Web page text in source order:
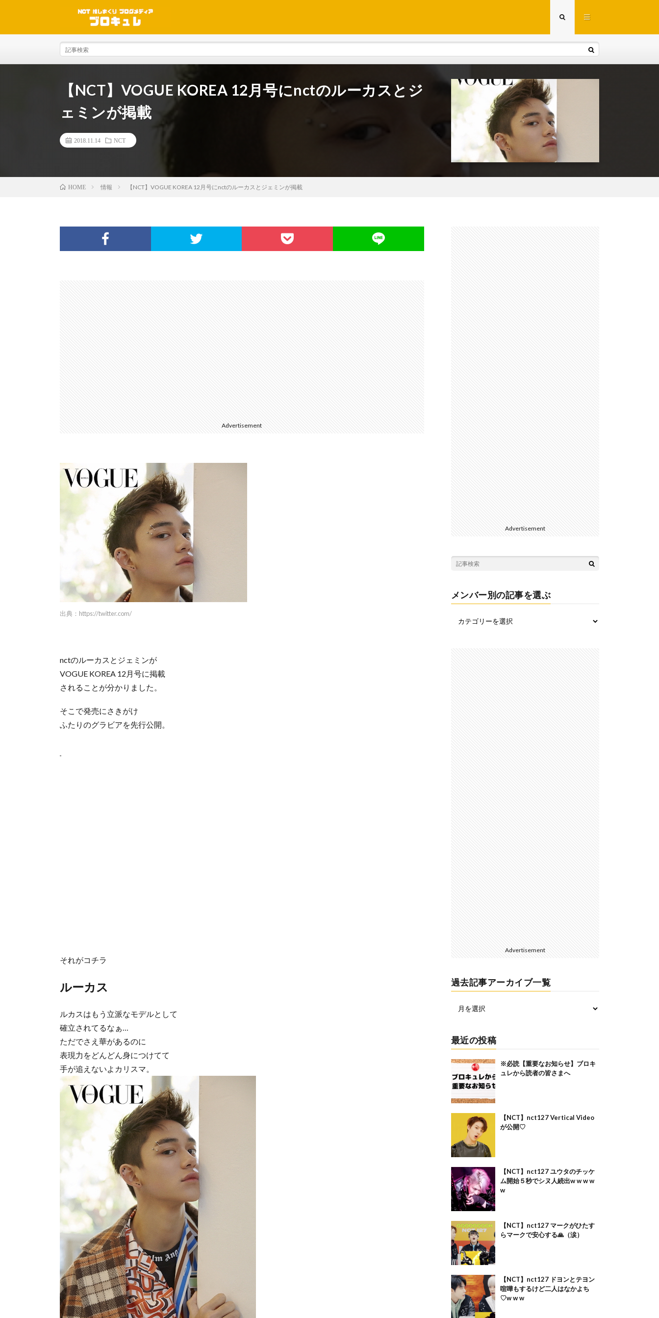
【NCT】VOGUE KOREA 12月号にnctのルーカスとジ
ェミンが掲載
2018.11.14 NCT
HOME 情報 【NCT】VOGUE KOREA 12月号にnctのルーカスとジェミンが掲載
Advertisement
出典： https://twitter.com/
nctのルーカスとジェミンが
VOGUE KOREA 12月号に掲載
されることが分かりました。
そこで発売にさきがけ
ふたりのグラビアを先行公開。
それがコチラ
ルーカス
ルカスはもう立派なモデルとして
確立されてるなぁ…
ただでさえ華があるのに
表現力をどんどん身につけてて
手が追えないよカリスマ。
Advertisement
メンバー別の記事を選ぶ
Advertisement
過去記事アーカイブ一覧
最近の投稿
※必読【重要なお知らせ】ブロキ
ュレから読者の皆さまへ
【NCT】nct127 Vertical Video
が公開♡
【NCT】nct127 ユウタのチッケ
ム開始５秒でシヌ人続出w w w w
w
【NCT】nct127 マークがひたす
らマークで安心する🙏（涙）
【NCT】nct127 ドヨンとテヨン
喧嘩もするけど二人はなかよち
♡w w w